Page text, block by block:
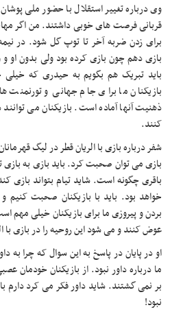
وی درباره تغییر استقلال با حضور ملی
قربانی فرصت های خوبی داشتند. من اگر
برای زدن ضربه آخر تا توپ گل شود. در
بازی دهم چون بازی کرده بود ولی بدون او و
باید تبریک هم بگویم به حیدری که
بازیکنان ما برای جام جهانی و
ذهنیت آنها آماده است. بازیکنان می
کنند.
شفر درباره بازی با الریان قطر در لیگ
بازی می توان صحبت کرد. باید بازی به بازی
باقری چگونه است. شاید تیام بتواند بازی
خواهد بود. باید با بازیکنان صحبت کنیم
بردن و پیروزی ما برای بازیکنان خیلی مهم
عوض کنند و می شود این روحیه را در بازی با
او در پایان در پاسخ به این سوال که چرا
ما درباره داور نبود. از بازیکنان خودمان
بر نمی گشتند. شاید داور فکر می کرد دارم
نبود!